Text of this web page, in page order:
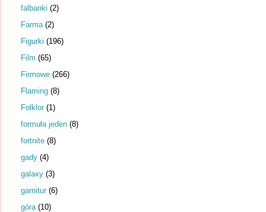
falbanki (2)
Farma (2)
Figurki (196)
Film (65)
Firmowe (266)
Flaming (8)
Folklor (1)
formuła jeden (8)
fortnite (8)
gady (4)
galaxy (3)
garnitur (6)
góra (10)